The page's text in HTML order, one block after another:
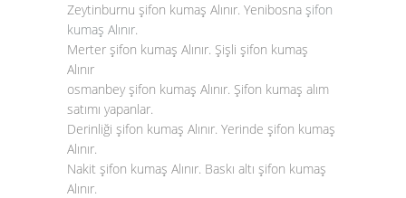
Zeytinburnu şifon kumaş Alınır. Yenibosna şifon
kumaş Alınır.
Merter şifon kumaş Alınır. Şişli şifon kumaş
Alınır
osmanbey şifon kumaş Alınır. Şifon kumaş alım
satımı yapanlar.
Derinliği şifon kumaş Alınır. Yerinde şifon kumaş
Alınır.
Nakit şifon kumaş Alınır. Baskı altı şifon kumaş
Alınır.